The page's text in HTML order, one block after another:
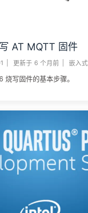
AT MQTT 固件
更新于 6 个月前 嵌入式
烧写固件的基本步骤。